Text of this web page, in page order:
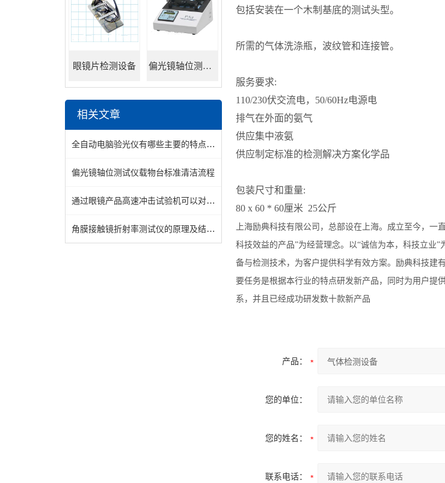
眼镜片检测设备 偏光镜轴位测试仪
相关文章
全自动电脑验光仪有哪些主要的特点呢？
偏光镜轴位测试仪载物台标准清洁流程
通过眼镜产品高速冲击试验机可以对生产工艺和材料进行优化
角膜接触镜折射率测试仪的原理及结构说明
包括安装在一个木制基底的测试头型。
所需的气体洗涤瓶，波纹管和连接管。
服务要求:
110/230伏交流电，50/60Hz电源电
排气在外面的氨气
供应集中液氨
供应制定标准的检测解决方案化学品
包装尺寸和重量:
80 x 60 * 60厘米 25公斤
上海励典科技有限公司，总部设在上海。成立至今，
科技效益的产品”为经营理念。以“诚信为本，科技立业
备与检测技术，为客户提供科学有效方案。励典科技建
要任务是根据本行业的特点研发新产品，同时为用户提
系，并且已经成功研发数十款新产品
产品：
您的单位：
您的姓名：
联系电话：